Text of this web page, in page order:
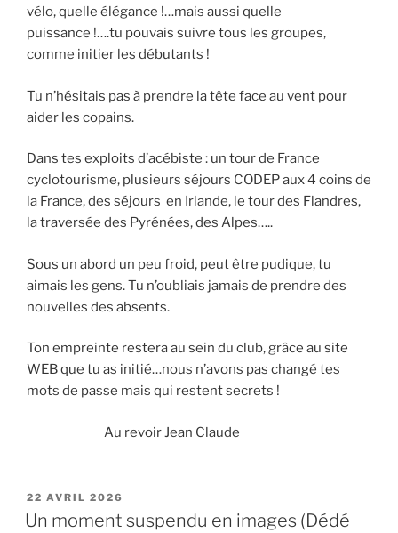
vélo, quelle élégance !…mais aussi quelle
puissance !….tu pouvais suivre tous les groupes,
comme initier les débutants !
Tu n’hésitais pas à prendre la tête face au vent pour
aider les copains.
Dans tes exploits d’acébiste : un tour de France
cyclotourisme, plusieurs séjours CODEP aux 4 coins de
la France, des séjours en Irlande, le tour des Flandres,
la traversée des Pyrénées, des Alpes…..
Sous un abord un peu froid, peut être pudique, tu
aimais les gens. Tu n’oubliais jamais de prendre des
nouvelles des absents.
Ton empreinte restera au sein du club, grâce au site
WEB que tu as initié…nous n’avons pas changé tes
mots de passe mais qui restent secrets !
Au revoir Jean Claude
PUBLIÉ
LE
22 AVRIL 2026
Un moment suspendu en images (Dédé